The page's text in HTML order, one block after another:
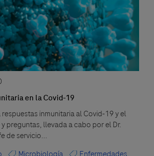
en la Covid-19
inmunitaria al Covid-19 y el
preguntas, llevada a cabo por el Dr.
de servicio...